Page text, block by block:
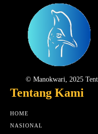
© Manokwari, 2025
Tentang Kami
HOME
NASIONAL